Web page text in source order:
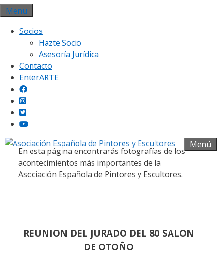
Saltar
al
contenido
Menu
Socios
Hazte Socio
Asesoría Jurídica
Contacto
EnterARTE
Menú
Galería fotográfica
En esta página encontrarás fotografías de los
acontecimientos más importantes de la
Asociación Española de Pintores y Escultores.
REUNION DEL JURADO DEL 80 SALON
DE OTOÑO